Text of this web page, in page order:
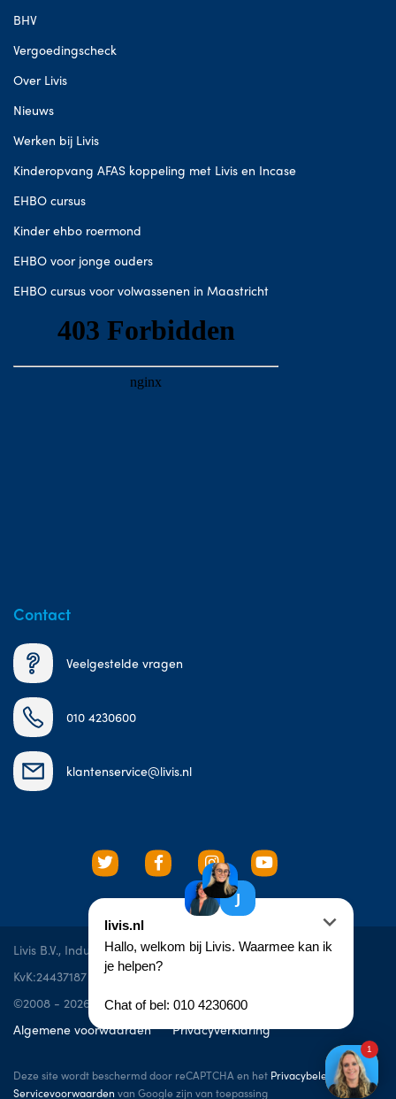
BHV
Vergoedingscheck
Over Livis
Nieuws
Werken bij Livis
Kinderopvang AFAS koppeling met Livis en Incase
EHBO cursus
Kinder ehbo roermond
EHBO voor jonge ouders
EHBO cursus voor volwassenen in Maastricht
Contact
Veelgestelde vragen
010 4230600
klantenservice@livis.nl
Livis B.V., Industrieweg 10e, 3606 AS, Maarssen
KvK:24437187
BTW: NL819542106B01
©2008 - 2026 livis.nl
Algemene voorwaarden
Privacyverklaring
Deze site wordt beschermd door reCAPTCHA en het Privacybeleiden de
Servicevoorwaarden van Google zijn van toepassing